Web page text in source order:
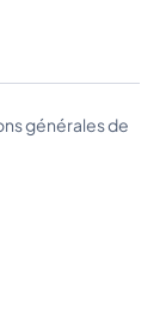
générales de